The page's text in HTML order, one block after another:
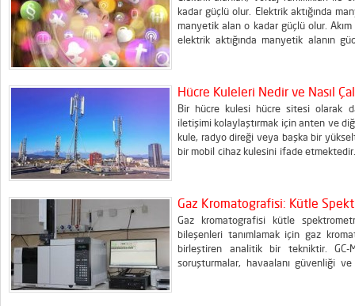
kadar güçlü olur. Elektrik aktığında
manyetik alan o kadar güçlü olur.
elektrik aktığında manyetik alanın
Hücre Kuleleri Nedir ve Nasıl
Bir hücre kulesi hücre sitesi olarak
iletişimi kolaylaştırmak için anten ve
kule, radyo direği veya başka bir
bir mobil cihaz kulesini ifade etmektedir.
Gaz Kromatografisi: Kütle
Gaz kromatografisi kütle
bileşenleri tanımlamak için gaz
birleştiren analitik bir tekniktir. GC-
soruşturmalar, havaalanı güvenliği ve